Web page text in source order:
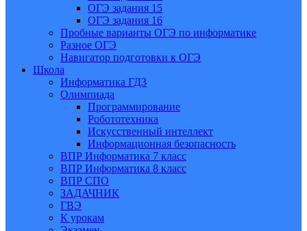
ОГЭ задания 15
ОГЭ задания 16
Пробные варианты ОГЭ по информатике
Разное ОГЭ
Навигатор подготовки к ОГЭ
Школа
Информатика ГДЗ
Олимпиада
Программирование
Робототехника
Искусственный интеллект
Информационная безопасность
ВПР Информатика 7 класс
ВПР Информатика 8 класс
ВПР СПО
ЗАДАЧНИК
ГВЭ
К урокам